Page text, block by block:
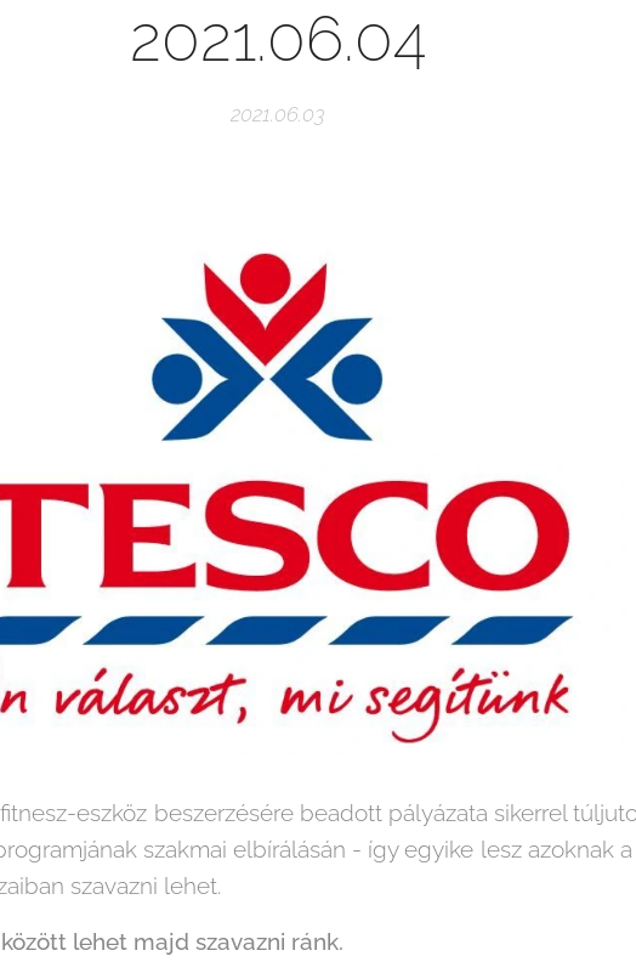
2021.06.04
2021.06.03
eszköz beszerzésére beadott pályázata sikerrel
szakmai elbírálásán - így egyike lesz azoknak
szavazni lehet.
között lehet majd szavazni ránk.